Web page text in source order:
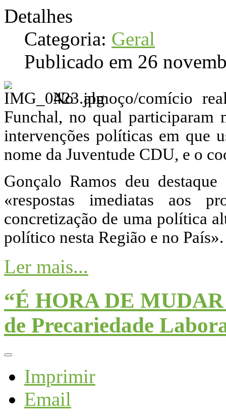
Detalhes
Categoria: Geral
Publicado em 26
No almoço/comício
Funchal, no qual participaram
intervenções políticas em que
nome da Juventude CDU, e o
Gonçalo Ramos deu
«respostas imediatas aos
concretização de uma política
político nesta Região e no País».
Ler mais...
“É HORA DE
de Precariedade
Imprimir
Email